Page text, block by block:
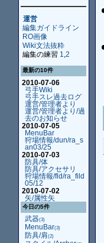
運営
編集ガイドライン
RO画像
Wiki文法抜粋
編集の練習 1 2
最新の10件
2010-07-06
弓手Wiki
弓手スレ過去ログ
運営/管理者より
運営/管理者より/過
去のお知らせ
2010-07-05
MenuBar
狩場情報/dun/ra_s
an03/25
2010-07-03
防具/体
防具/アクセサリ
狩場情報/fld/ra_fild
05/12
2010-07-02
矢/属性矢
今日の5件
武器(3)
MenuBar(3)
防具/肩(2)